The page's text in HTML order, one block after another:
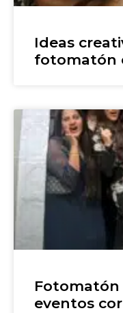
Ideas
fotomatón
Fotomatón
eventos